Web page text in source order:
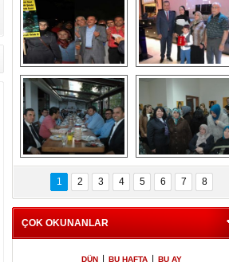
Gölbaşı GAZZE
İÇİN YÜRÜDÜ
Kaymakamlıktan
iftar yemeği
Kaymakamlıktan
iftar yemeği
NERGÜL
YILDIRIM SEÇİM
BÜROSUNU AÇTI
1 2 3 4 5 6 7 8
ÇOK OKUNANLAR
DÜN BU HAFTA BU AY